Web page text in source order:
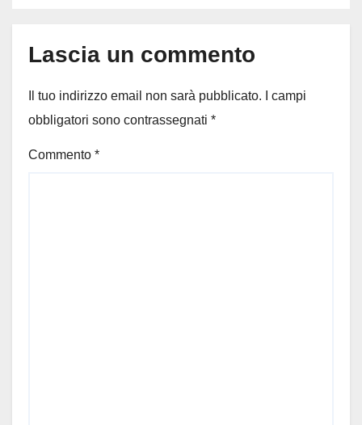
Lascia un commento
Il tuo indirizzo email non sarà pubblicato.
I campi
obbligatori sono contrassegnati *
Commento *